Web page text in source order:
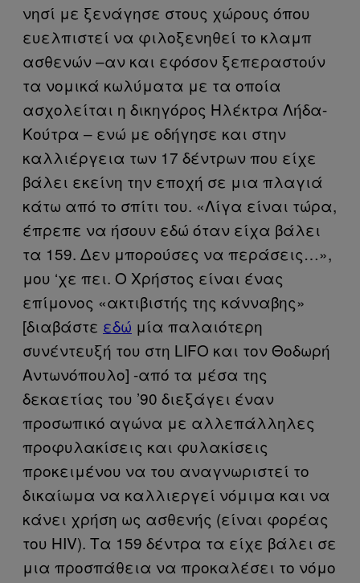
νησί με ξενάγησε στους χώρους όπου
ευελπιστεί να φιλοξενηθεί το κλαμπ
ασθενών –αν και εφόσον ξεπεραστούν
τα νομικά κωλύματα με τα οποία
ασχολείται η δικηγόρος Ηλέκτρα Λήδα-
Κούτρα – ενώ με οδήγησε και στην
καλλιέργεια των 17 δέντρων που είχε
βάλει εκείνη την εποχή σε μια πλαγιά
κάτω από το σπίτι του. «Λίγα είναι τώρα,
έπρεπε να ήσουν εδώ όταν είχα βάλει
τα 159. Δεν μπορούσες να περάσεις…»,
μου ‘χε πει. Ο Χρήστος είναι ένας
επίμονος «ακτιβιστής της κάνναβης»
[διαβάστε εδώ μία παλαιότερη
συνέντευξή του στη LIFO και τον Θοδωρή
Αντωνόπουλο] -από τα μέσα της
δεκαετίας του ’90 διεξάγει έναν
προσωπικό αγώνα με αλλεπάλληλες
προφυλακίσεις και φυλακίσεις
προκειμένου να του αναγνωριστεί το
δικαίωμα να καλλιεργεί νόμιμα και να
κάνει χρήση ως ασθενής (είναι φορέας
του HIV). Τα 159 δέντρα τα είχε βάλει σε
μια προσπάθεια να προκαλέσει το νόμο